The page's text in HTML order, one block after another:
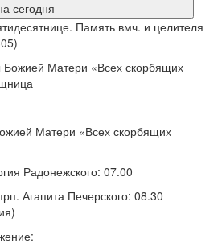
сегодня
Память вмч. и целителя
Матери «Всех скорбящих
Матери «Всех скорбящих
Радонежского: 07.00
Агапита Печерского: 08.30